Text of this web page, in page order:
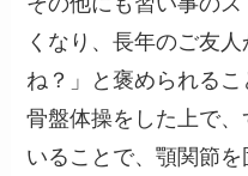
くなり、長年のご友
ね？」と褒められるこ
骨盤体操をした上で
いることで、顎関節